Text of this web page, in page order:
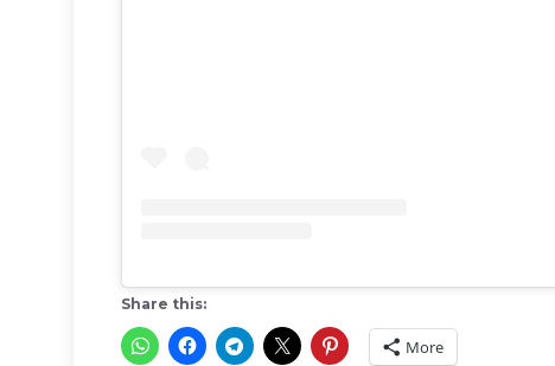
Share this:
More